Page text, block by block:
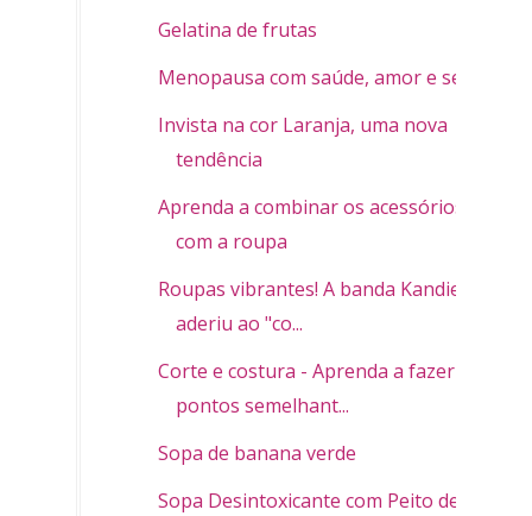
Gelatina de frutas
Menopausa com saúde, amor e sexo
Invista na cor Laranja, uma nova
tendência
Aprenda a combinar os acessórios
com a roupa
Roupas vibrantes! A banda Kandies já
aderiu ao "co...
Corte e costura - Aprenda a fazer
pontos semelhant...
Sopa de banana verde
Sopa Desintoxicante com Peito de